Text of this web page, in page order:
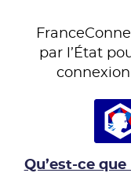
par l’État
Qu’est-ce